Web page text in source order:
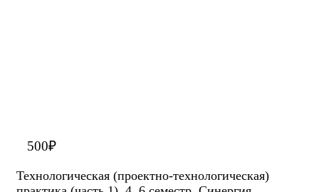
500₽
Технологическая (проектно-технологическая)